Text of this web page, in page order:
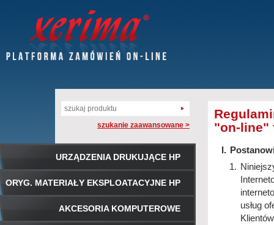
szukanie zaawansowane >
URZĄDZENIA DRUKUJĄCE HP
ORYG. MATERIAŁY EKSPLOATACYJNE HP
AKCESORIA KOMPUTEROWE
"on-line"
usług